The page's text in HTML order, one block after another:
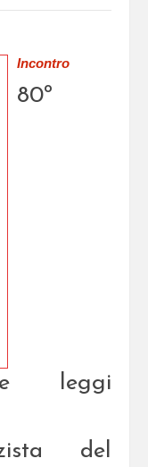
Incontro
80º
leggi
del